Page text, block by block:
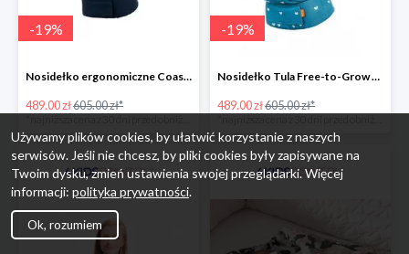
-19%
Nosidełko ergonomiczne Coast Navigator Tula
489.00 zł605.00 zł*
-19%
Nosidełko Tula Free-to-Grow Playdate Tula
489.00 zł605.00 zł*
Używamy plików cookies, by ułatwić korzystanie z naszych
serwisów. Jeśli nie chcesz, by pliki cookies były zapisywane na
Twoim dysku, zmień ustawienia swojej przeglądarki. Więcej
informacji: polityka prywatności.
Ok, rozumiem